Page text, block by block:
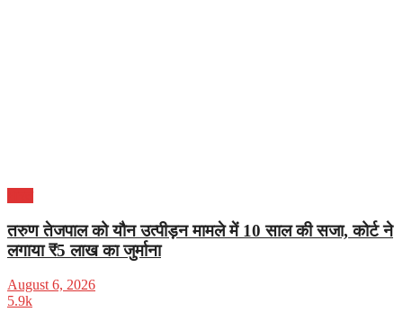
तरुण तेजपाल को यौन उत्पीड़न मामले में 10 साल की सजा, कोर्ट ने
लगाया ₹5 लाख का जुर्माना
August 6, 2026
5.9k